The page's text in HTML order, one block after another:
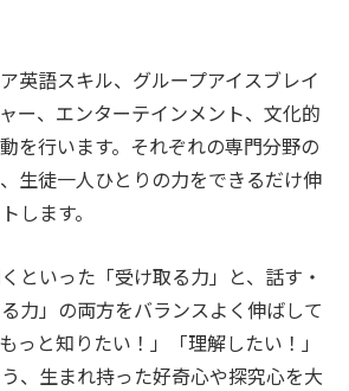
英語スキル、グループアイスブレイ
ー、エンターテインメント、文化的
を行います。それぞれの専門分野の
生徒一人ひとりの力をできるだけ伸
します。
といった「受け取る力」と、話す・
力」の両方をバランスよく伸ばして
っと知りたい！」「理解したい！」
、生まれ持った好奇心や探究心を大